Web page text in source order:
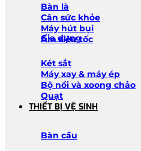
Bàn là
Cân sức khỏe
Máy hút bụi
Ấm siêu tốc
Gia dụng
Két sắt
Máy xay & máy ép
Bộ nồi và xoong chảo
Quạt
THIẾT BỊ VỆ SINH
Bàn cầu